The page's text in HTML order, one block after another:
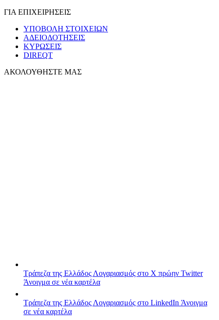
ΓΙΑ ΕΠΙΧΕΙΡΗΣΕΙΣ
ΥΠΟΒΟΛΗ ΣΤΟΙΧΕΙΩΝ
ΑΔΕΙΟΔΟΤΗΣΕΙΣ
ΚΥΡΩΣΕΙΣ
DIREQT
ΑΚΟΛΟΥΘΗΣΤΕ ΜΑΣ
Τράπεζα της Ελλάδος Λογαριασμός στο X πρώην Twitter
Άνοιγμα σε νέα καρτέλα
Τράπεζα της Ελλάδος Λογαριασμός στο LinkedIn Άνοιγμα
σε νέα καρτέλα